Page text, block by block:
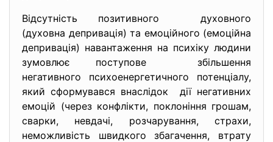
Відсутність позитивного духовного
(духовна депривація) та емоційного (емоційна
депривація) навантаження на психіку людини
зумовлює поступове збільшення
негативного психоенергетичного потенціалу,
який сформувався внаслідок дії негативних
емоцій (через конфлікти, поклоніння грошам,
сварки, невдачі, розчарування, страхи,
неможливість швидкого збагачення, втрату